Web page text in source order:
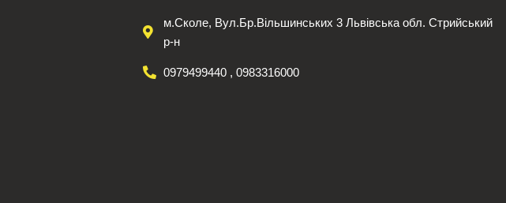
м.Сколе, Вул.Бр.Вільшинських 3 Львівська обл. Стрийський
р-н​
0979499440 , 0983316000